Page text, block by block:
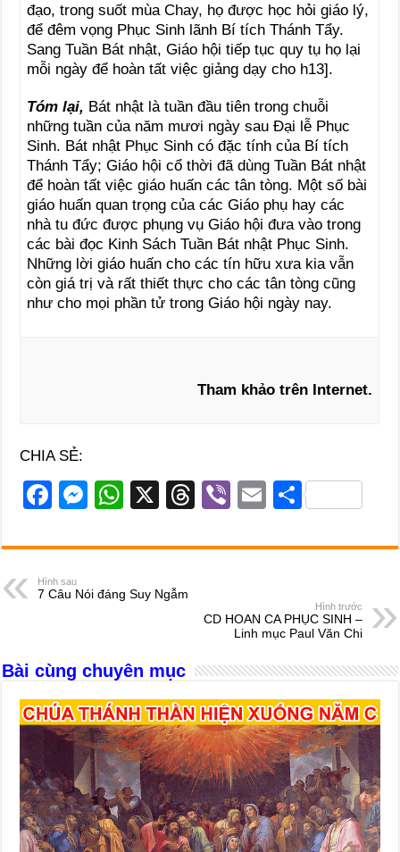
đạo, trong suốt mùa Chay, họ được học hỏi giáo lý,
để đêm vọng Phục Sinh lãnh Bí tích Thánh Tẩy.
Sang Tuần Bát nhật, Giáo hội tiếp tục quy tụ họ lại
mỗi ngày để hoàn tất việc giảng dạy cho h13].
Tóm lại, Bát nhật là tuần đầu tiên trong chuỗi
những tuần của năm mươi ngày sau Đại lễ Phục
Sinh. Bát nhật Phục Sinh có đặc tính của Bí tích
Thánh Tẩy; Giáo hội cổ thời đã dùng Tuần Bát nhật
để hoàn tất việc giáo huấn các tân tòng. Một số bài
giáo huấn quan trọng của các Giáo phụ hay các
nhà tu đức được phụng vụ Giáo hội đưa vào trong
các bài đọc Kinh Sách Tuần Bát nhật Phục Sinh.
Những lời giáo huấn cho các tín hữu xưa kia vẫn
còn giá trị và rất thiết thực cho các tân tòng cũng
như cho mọi phần tử trong Giáo hội ngày nay.
Tham khảo trên Internet.
CHIA SẺ:
F
c
e
b
o
k
M
ss
n
er
W
at
A
p
X
T
e
d
Vi
er
E
ail
S
ar
Hình sau
7 Câu Nói đáng Suy Ngẫm
Hình trước
CD HOAN CA PHỤC SINH –
Linh mục Paul Văn Chi
Bài cùng chuyên mục